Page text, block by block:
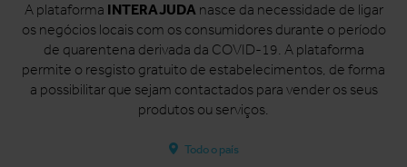
A plataforma INTERAJUDAnasce da necessidade de ligar
os negócios locais com os consumidores durante o período
de quarentena derivada da COVID-19. A plataforma
permite o resgisto gratuito de estabelecimentos, de forma
a possibilitar que sejam contactados para vender os seus
produtos ou serviços.
Todo o país